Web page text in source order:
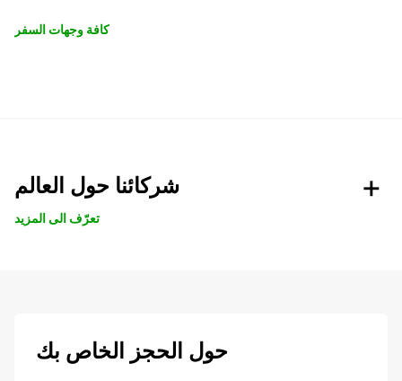
كافة وجهات السفر
شركائنا حول العالم
تعرّف الى المزيد
حول الحجز الخاص بك